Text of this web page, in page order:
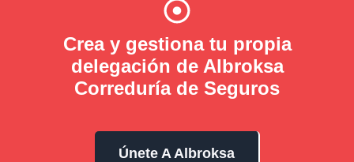
Crea y gestiona tu propia
delegación de Albroksa
Correduría de Seguros
Únete A Albroksa